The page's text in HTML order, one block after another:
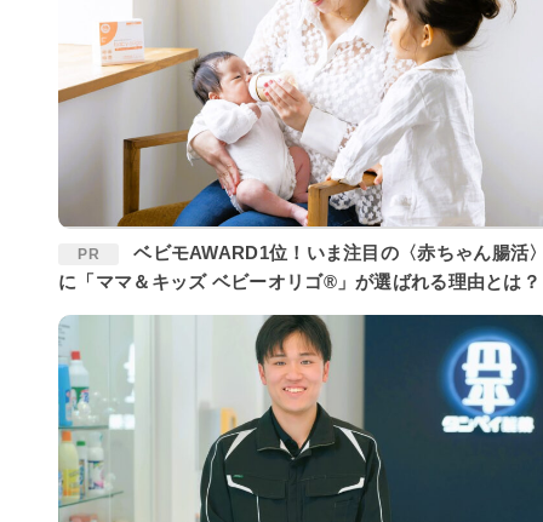
PR
ベビモAWARD1位！いま注目の〈赤ちゃん腸活〉
に「ママ＆キッズ ベビーオリゴ®」が選ばれる理由とは？